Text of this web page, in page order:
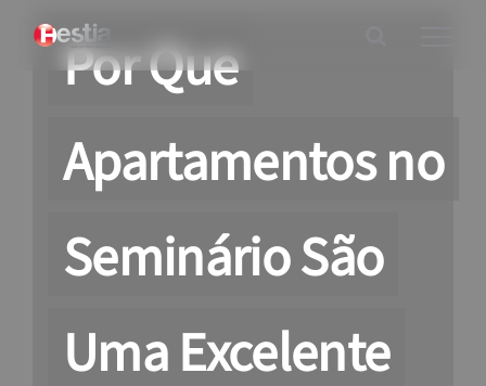
para
Por Que
Apartamentos no
Seminário São
Uma Excelente